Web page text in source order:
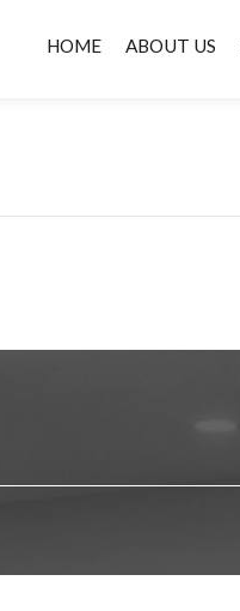
HOME ABOUT US